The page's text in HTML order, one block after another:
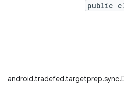
public